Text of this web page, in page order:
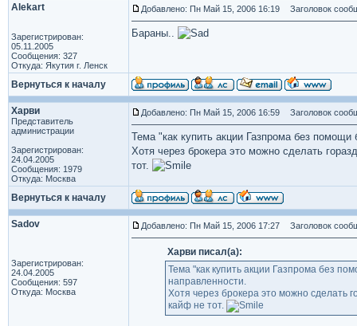
Alekart
Зарегистрирован:
05.11.2005
Сообщения: 327
Откуда: Якутия г. Ленск
Добавлено: Пн Май 15, 2006 16:19 Заголовок
Бараны..
Вернуться к началу
Харви
Представитель
администрации
Зарегистрирован:
24.04.2005
Сообщения: 1979
Откуда: Москва
Добавлено: Пн Май 15, 2006 16:59 Заголовок
Тема "как купить акции Газпрома без помощи
Хотя через брокера это можно сделать
тот.
Вернуться к началу
Sadov
Зарегистрирован:
24.04.2005
Сообщения: 597
Откуда: Москва
Добавлено: Пн Май 15, 2006 17:27 Заголовок
Харви писал(а):
Тема "как купить акции Газпрома без
направленности.
Хотя через брокера это можно сделать
кайф не тот.